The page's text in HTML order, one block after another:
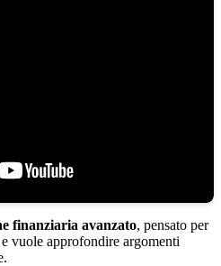
finanziaria avanzato, pensato per
vuole approfondire argomenti